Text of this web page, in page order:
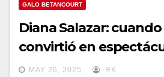
GALO BETANCOURT
Diana Salazar:
convirtió en
MAY 26, 2025 RK